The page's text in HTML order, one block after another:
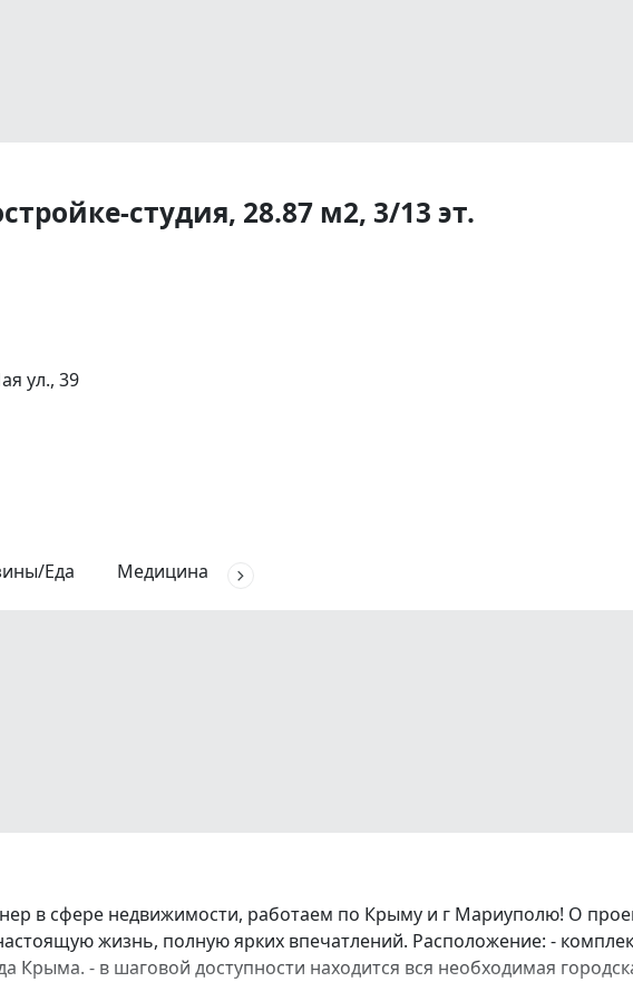
студия, 28.87 м2, 3/13 эт.
ул., 39
Еда Медицина
в сфере недвижимости, работаем по Крыму и г Мариуполю! О
жизнь, полную ярких впечатлений. Расположение: -
Крыма. - в шаговой доступности находится вся необходимая